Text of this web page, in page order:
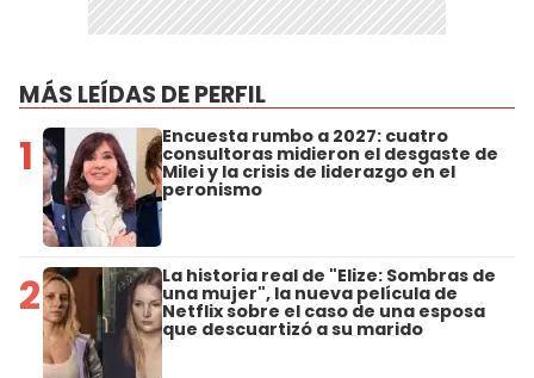
MÁS LEÍDAS DE PERFIL
1 Encuesta rumbo a 2027: cuatro
consultoras midieron el desgaste de
Milei y la crisis de liderazgo en el
peronismo
2 La historia real de "Elize: Sombras de
una mujer", la nueva película de
Netflix sobre el caso de una esposa
que descuartizó a su marido